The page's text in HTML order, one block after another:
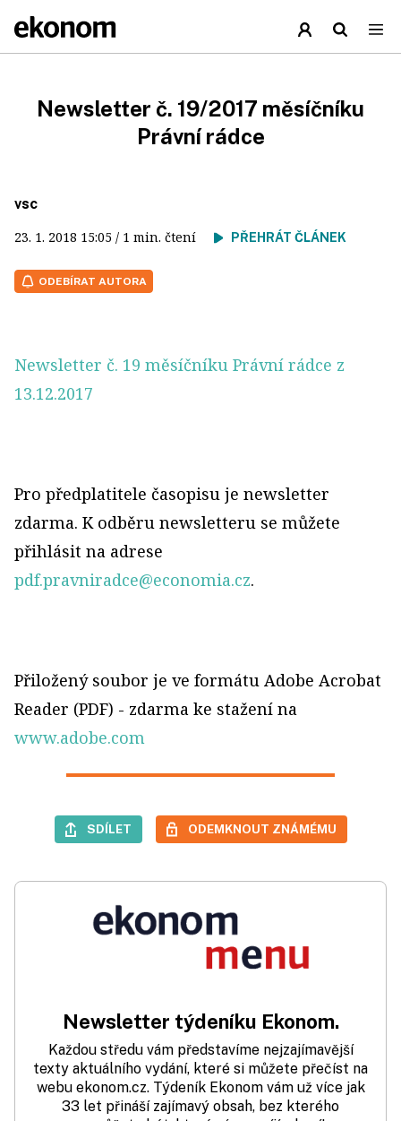
Newsletter č. 19/2017 měsíčníku
Právní rádce
vsc
23. 1. 2018 15:05 / 1 min. čtení PŘEHRÁT ČLÁNEK
ODEBÍRAT AUTORA
Newsletter č. 19 měsíčníku Právní rádce z
13.12.2017
Pro předplatitele časopisu je newsletter
zdarma. K odběru newsletteru se můžete
přihlásit na adrese
pdf.pravniradce@economia.cz.
Přiložený soubor je ve formátu Adobe Acrobat
Reader (PDF) - zdarma ke stažení na
www.adobe.com
SDÍLET ODEMKNOUT ZNÁMÉMU
Newsletter týdeníku Ekonom.
Každou středu vám představíme nejzajímavější
texty aktuálního vydání, které si můžete přečíst na
webu ekonom.cz. Týdeník Ekonom vám už více jak
33 let přináší zajímavý obsah, bez kterého